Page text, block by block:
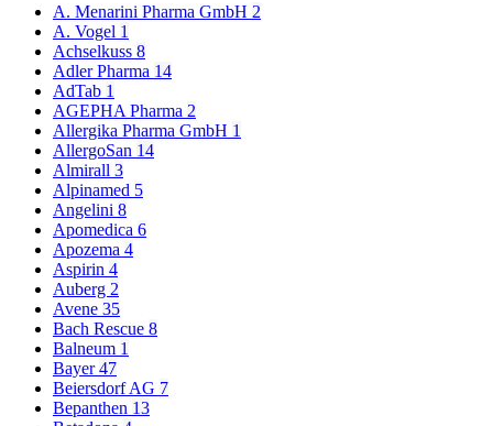
A. Menarini Pharma GmbH 2
A. Vogel 1
Achselkuss 8
Adler Pharma 14
AdTab 1
AGEPHA Pharma 2
Allergika Pharma GmbH 1
AllergoSan 14
Almirall 3
Alpinamed 5
Angelini 8
Apomedica 6
Apozema 4
Aspirin 4
Auberg 2
Avene 35
Bach Rescue 8
Balneum 1
Bayer47
Beiersdorf AG 7
Bepanthen 13